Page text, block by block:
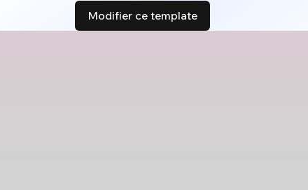
Modifier ce template